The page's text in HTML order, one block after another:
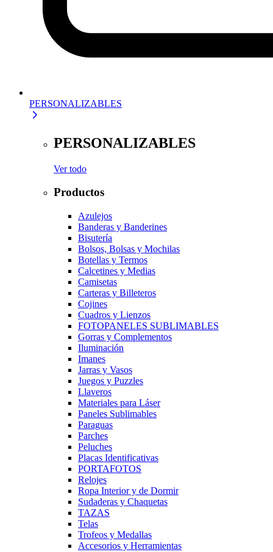
PERSONALIZABLES
PERSONALIZABLES
Ver todo
Productos
Azulejos
Banderas y Banderines
Bisutería
Bolsos, Bolsas y Mochilas
Botellas y Termos
Calcetines y Medias
Camisetas
Carteras y Billeteros
Cojines
Cuadros y Lienzos
FOTOPANELES SUBLIMABLES
Gorras y Complementos
Iluminación
Imanes
Jarras y Vasos
Juegos y Puzzles
Llaveros
Materiales para Láser
Paneles Sublimables
Paraguas
Parches
Peluches
Placas Identificativas
PORTAFOTOS
Relojes
Ropa Interior y de Dormir
Sudaderas y Chaquetas
TAZAS
Telas
Trofeos y Medallas
Accesorios y Herramientas